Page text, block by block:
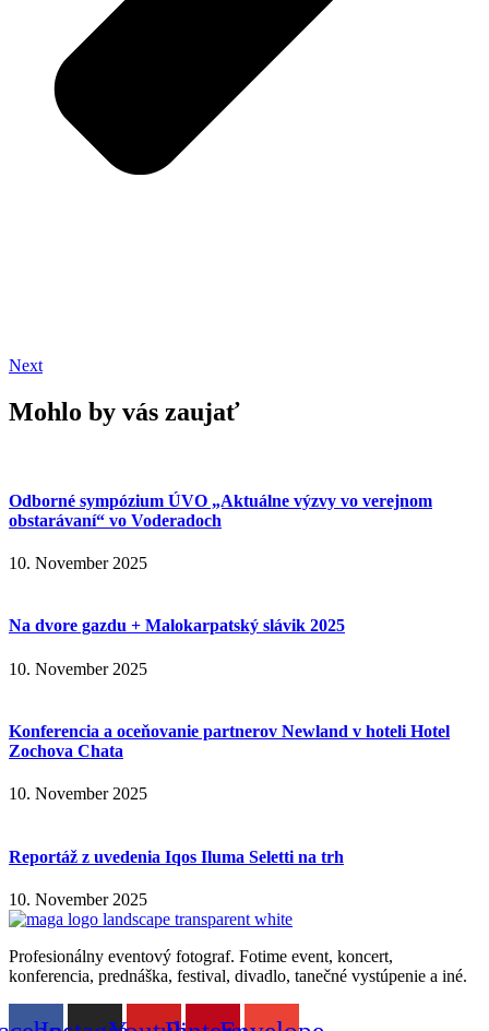
Next
Mohlo by vás zaujať
Odborné sympózium ÚVO „Aktuálne výzvy vo verejnom
obstarávaní“ vo Voderadoch
10. November 2025
Na dvore gazdu + Malokarpatský slávik 2025
10. November 2025
Konferencia a oceňovanie partnerov Newland v hoteli Hotel
Zochova Chata
10. November 2025
Reportáž z uvedenia Iqos Iluma Seletti na trh
10. November 2025
Profesionálny eventový fotograf. Fotime event, koncert,
konferencia, prednáška, festival, divadlo, tanečné vystúpenie a iné.